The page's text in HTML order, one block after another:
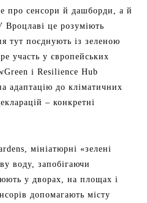
про сенсори й дашборди, а й
Вроцлаві це розуміють
тут поєднують із зеленою
участь у європейських
і Resilience Hub
адаптацію до кліматичних
– конкретні
мініатюрні «зелені
воду, запобігаючи
у дворах, на площах і
допомагають місту